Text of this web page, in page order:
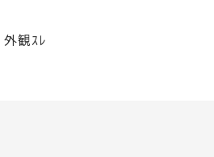
観ｽﾚ